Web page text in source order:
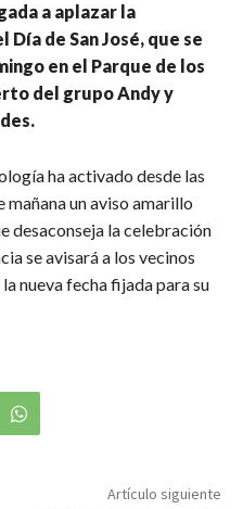
a aplazar la
de San José, que se
en el Parque de los
del grupo Andy y
ha activado desde las
mañana un aviso amarillo
desaconseja la celebración
se avisará a los vecinos
nueva fecha fijada para su
Artículo siguiente